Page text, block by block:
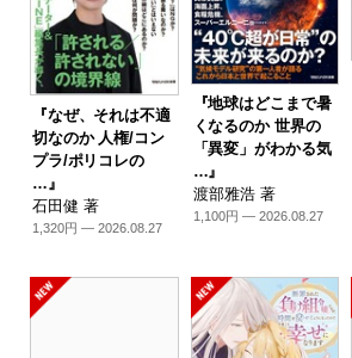
『なぜ、それは不適
切なのか 人権/コン
プラ/ポリコレの
…』
石田健 著
1,320円 — 2026.08.27
『地球はどこまで暑
くなるのか 世界の
「異変」がわかる気
…』
渡部雅浩 著
1,100円 — 2026.08.27